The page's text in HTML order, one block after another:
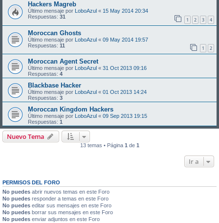
Hackers Magreb
Último mensaje por LoboAzul « 15 May 2014 20:34
Respuestas: 31 1 2 3 4
Moroc­can Ghosts
Último mensaje por LoboAzul « 09 May 2014 19:57
Respuestas: 11 1 2
Moroccan Agent Secret
Último mensaje por LoboAzul « 31 Oct 2013 09:16
Respuestas: 4
Blackbase Hacker
Último mensaje por LoboAzul « 01 Oct 2013 14:24
Respuestas: 3
Moroccan Kingdom Hackers
Último mensaje por LoboAzul « 09 Sep 2013 19:15
Respuestas: 1
Nuevo Tema
13 temas • Página 1de 1
Ir a
PERMISOS DEL FORO
No puedes abrir nuevos temas en este Foro
No puedes responder a temas en este Foro
No puedes editar sus mensajes en este Foro
No puedes borrar sus mensajes en este Foro
No puedes enviar adjuntos en este Foro